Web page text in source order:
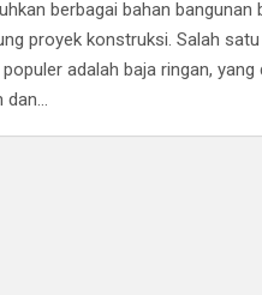
berbagai bahan bangunan
proyek konstruksi. Salah
adalah baja ringan, yang
dan…